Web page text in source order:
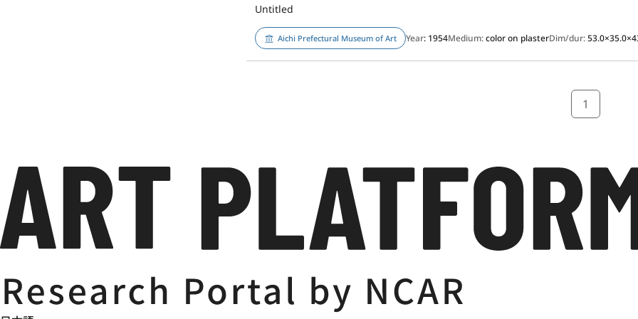
Untitled
Aichi Prefectural Museum of Art Year: 1954Medium:color on plasterDim/dur:
1